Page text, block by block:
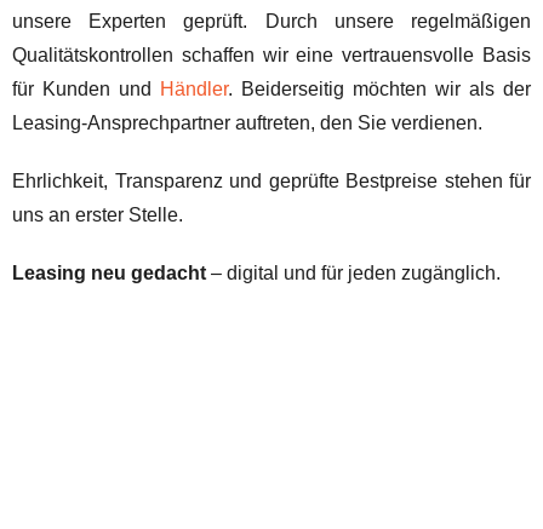
unsere Experten geprüft. Durch unsere regelmäßigen
Qualitätskontrollen schaffen wir eine vertrauensvolle Basis
für Kunden und
Händler. Beiderseitig möchten wir als der
Leasing-Ansprechpartner auftreten, den Sie verdienen.
Ehrlichkeit, Transparenz und geprüfte Bestpreise stehen für
uns an erster Stelle.
Leasing neu gedacht – digital und für jeden zugänglich.